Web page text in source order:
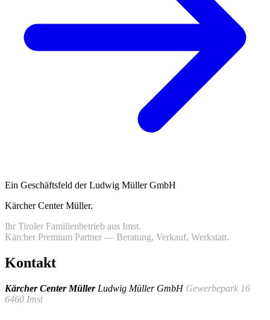
Ein Geschäftsfeld der Ludwig Müller GmbH
Kärcher Center Müller.
Ihr Tiroler Familienbetrieb aus Imst.
Kärcher Premium Partner — Beratung, Verkauf, Werkstatt.
Kontakt
Kärcher Center Müller Ludwig Müller GmbH Gewerbepark 16
6460 Imst